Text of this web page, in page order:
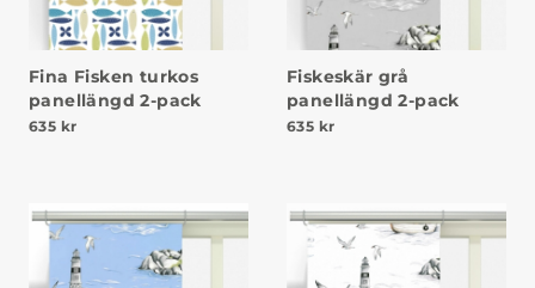
Fina Fisken turkos
panellängd 2-pack
635 kr
Fiskeskär grå
panellängd 2-pack
635 kr